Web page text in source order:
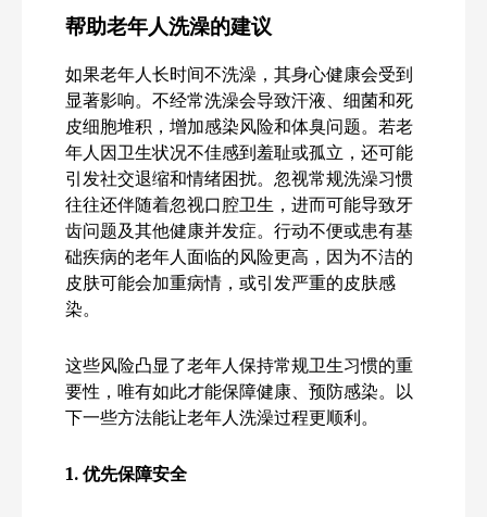
帮助老年人洗澡的建议
如果老年人长时间不洗澡，其身心健康会受到
显著影响。不经常洗澡会导致汗液、细菌和死
皮细胞堆积，增加感染风险和体臭问题。若老
年人因卫生状况不佳感到羞耻或孤立，还可能
引发社交退缩和情绪困扰。忽视常规洗澡习惯
往往还伴随着忽视口腔卫生，进而可能导致牙
齿问题及其他健康并发症。行动不便或患有基
础疾病的老年人面临的风险更高，因为不洁的
皮肤可能会加重病情，或引发严重的皮肤感
染。
这些风险凸显了老年人保持常规卫生习惯的重
要性，唯有如此才能保障健康、预防感染。以
下一些方法能让老年人洗澡过程更顺利。
1. 优先保障安全